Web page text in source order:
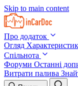
Skip to main content
Про додаток
Огляд
Спільнота
Форуми Останні
Витрати палива